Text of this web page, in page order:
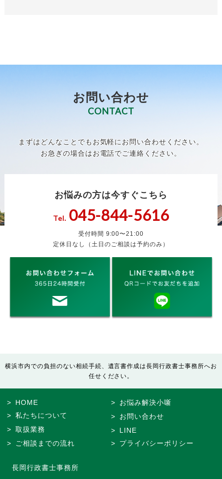
お問い合わせ
CONTACT
まずはどんなことでもお気軽にお問い合わせください。
お急ぎの場合はお電話でご連絡ください。
お悩みの方は今すぐこちら
Tel. 045-844-5616
受付時間 9:00〜21:00
定休日なし（土日のご相談は予約のみ）
横浜市内での負担のない相続手続、遺言書作成は長岡行政書士事務所へお
任せください。
HOME
私たちについて
取扱業務
ご相談までの流れ
お悩み解決小噺
お問い合わせ
LINE
プライバシーポリシー
長岡行政書士事務所